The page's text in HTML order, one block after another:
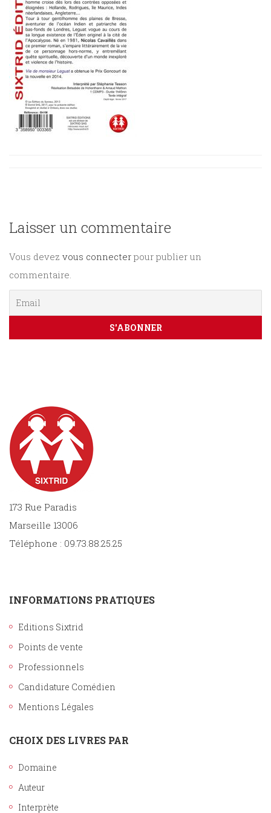
Sciences
humaines
PARAÎTRE
CONTACT
Laisser un commentaire
Vous devez vous connecter pour publier un
commentaire.
173 Rue Paradis
Marseille 13006
Téléphone : 09.73.88.25.25
INFORMATIONS PRATIQUES
Editions Sixtrid
Points de vente
Professionnels
Candidature Comédien
Mentions Légales
CHOIX DES LIVRES PAR
Domaine
Auteur
Interprète